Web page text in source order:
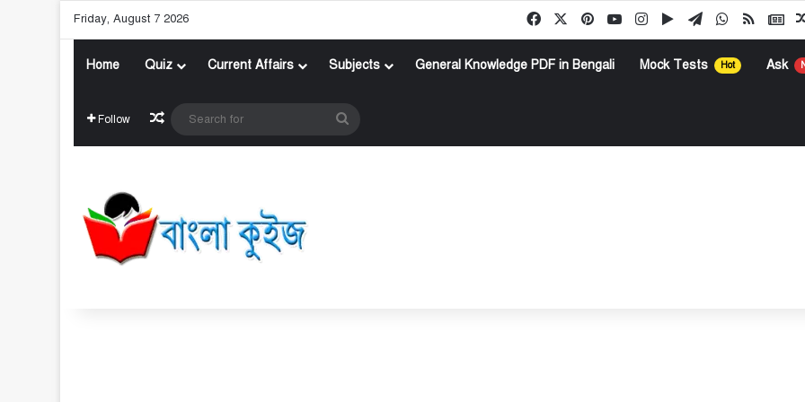
Friday, August 7 2026 FacebookPinterestYouTubeInstagramGoogle Play
TelegramWhatsApp
RSS
Home Quiz Current Affairs Subjects General Knowledge PDF in Bengali Mock Tests Hot Ask
Follow Random Article
for